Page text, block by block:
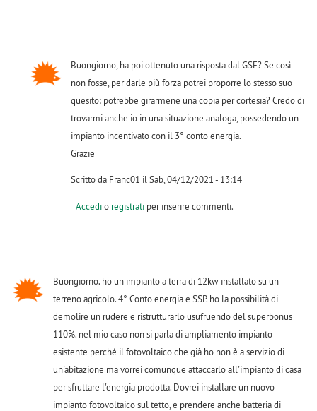
Buongiorno, ha poi ottenuto una risposta dal GSE? Se così
non fosse, per darle più forza potrei proporre lo stesso suo
quesito: potrebbe girarmene una copia per cortesia? Credo di
trovarmi anche io in una situazione analoga, possedendo un
impianto incentivato con il 3° conto energia.
Grazie
Scritto da Franc01 il Sab, 04/12/2021 - 13:14
Accedio registratiper inserire commenti.
Buongiorno. ho un impianto a terra di 12kw installato su un
terreno agricolo. 4° Conto energia e SSP. ho la possibilità di
demolire un rudere e ristrutturarlo usufruendo del superbonus
110%. nel mio caso non si parla di ampliamento impianto
esistente perché il fotovoltaico che già ho non è a servizio di
un'abitazione ma vorrei comunque attaccarlo all'impianto di casa
per sfruttare l'energia prodotta. Dovrei installare un nuovo
impianto fotovoltaico sul tetto, e prendere anche batteria di